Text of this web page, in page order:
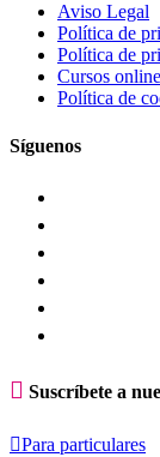
Aviso Legal
Política de
Política de
Cursos
Política de
Síguenos
 Suscríbete a
Para particulares